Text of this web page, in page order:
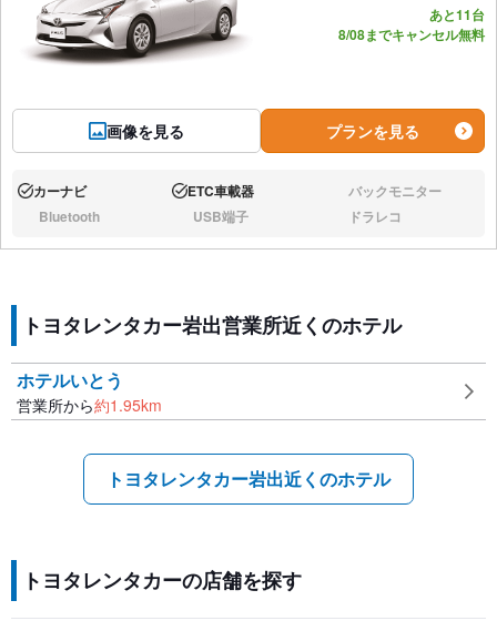
画像を見る
あと11台
8/08までキャンセル無料
プランを見る
あり:カーナビ あり:ETC車載器 なし:バックモニター
なし:Bluetooth なし:USB端子 なし:ドラレコ
トヨタレンタカー岩出営業所近くのホテル
ホテルいとう
営業所から約1.95km
トヨタレンタカー岩出近くのホテル
トヨタレンタカーの店舗を探す